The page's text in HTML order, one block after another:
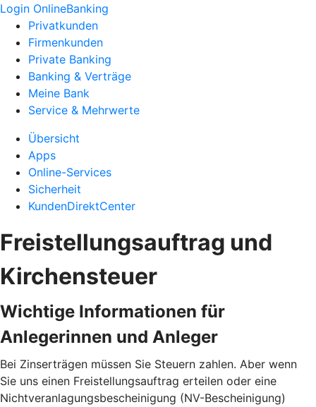
Login OnlineBanking
Privatkunden
Firmenkunden
Private Banking
Banking & Verträge
Meine Bank
Service & Mehrwerte
Übersicht
Apps
Online-Services
Sicherheit
KundenDirektCenter
Freistellungsauftrag und
Kirchensteuer
Wichtige Informationen für
Anlegerinnen und Anleger
Bei Zinserträgen müssen Sie Steuern zahlen. Aber wenn
Sie uns einen Freistellungsauftrag erteilen oder eine
Nichtveranlagungsbescheinigung (NV-Bescheinigung)